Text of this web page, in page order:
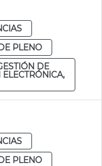
PLENO
DE
PLENO